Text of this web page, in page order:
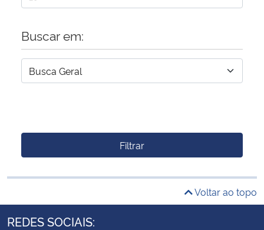
Buscar em:
Filtrar
Voltar ao topo
REDES SOCIAIS: